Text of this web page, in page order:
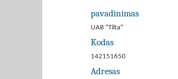
pavadinimas
UAB "Tilta"
Kodas
142151650
Adresas